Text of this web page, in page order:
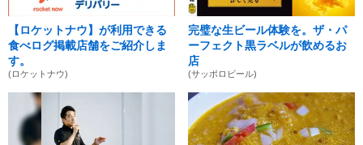
【ロケットナウ】が利用できる
食べログ掲載店舗をご紹介しま
す。
(ロケットナウ)
完璧な生ビール体験を。ザ・パ
ーフェクト黒ラベルが飲めるお
店
(サッポロビール)